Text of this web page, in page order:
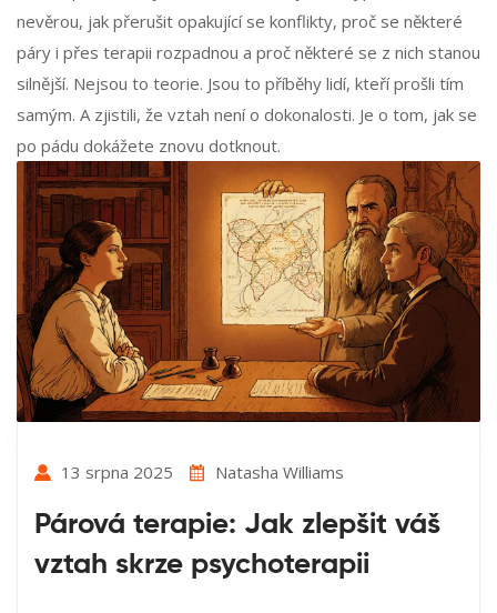
nevěrou, jak přerušit opakující se konflikty, proč se některé
páry i přes terapii rozpadnou a proč některé se z nich stanou
silnější. Nejsou to teorie. Jsou to příběhy lidí, kteří prošli tím
samým. A zjistili, že vztah není o dokonalosti. Je o tom, jak se
po pádu dokážete znovu dotknout.
13 srpna 2025 Natasha Williams
Párová terapie: Jak zlepšit váš
vztah skrze psychoterapii